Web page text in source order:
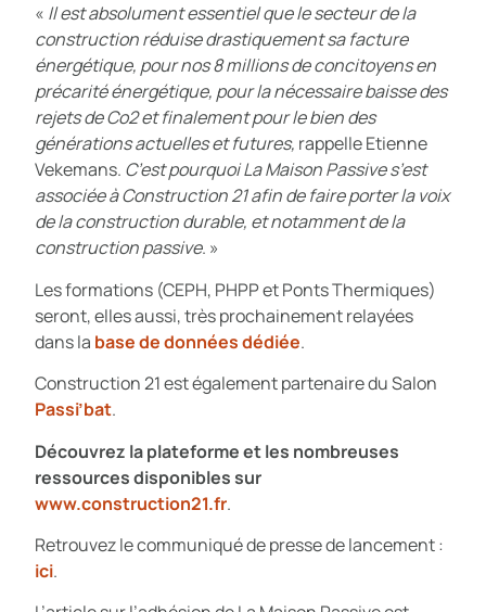
« Il est absolument essentiel que le secteur de la
construction réduise drastiquement sa facture
énergétique, pour nos 8 millions de concitoyens en
précarité énergétique, pour la nécessaire baisse des
rejets de Co2 et finalement pour le bien des
générations actuelles et futures, rappelle Etienne
Vekemans. C’est pourquoi La Maison Passive s’est
associée à Construction 21 afin de faire porter la voix
de la construction durable, et notamment de la
construction passive. »
Les formations (CEPH, PHPP et Ponts Thermiques)
seront, elles aussi, très prochainement relayées
dans la base de données dédiée.
Construction 21 est également partenaire du Salon
Passi’bat.
Découvrez la plateforme et les nombreuses
ressources disponibles sur
www.construction21.fr.
Retrouvez le communiqué de presse de lancement :
ici.